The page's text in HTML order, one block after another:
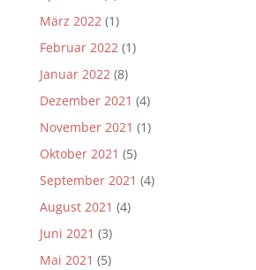
März 2022(1)
Februar 2022(1)
Januar 2022(8)
Dezember 2021 (4)
November 2021 (1)
Oktober 2021 (5)
September 2021 (4)
August 2021 (4)
Juni 2021 (3)
Mai 2021 (5)